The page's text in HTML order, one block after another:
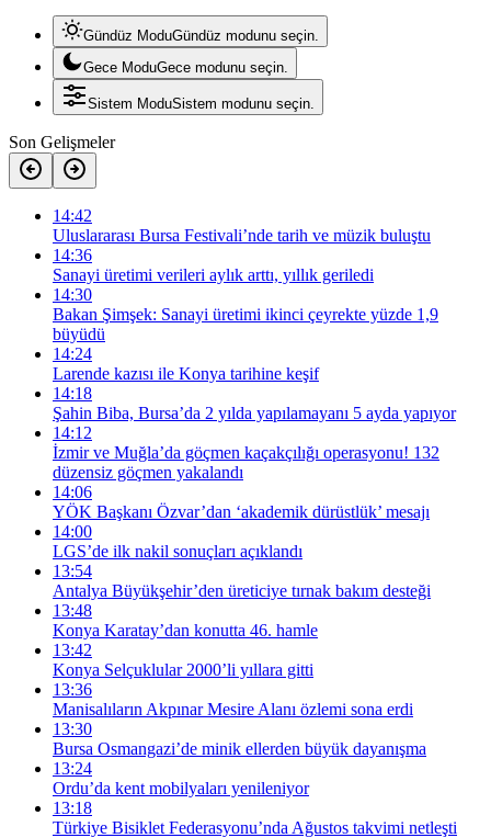
Gündüz ModuGündüz modunu seçin.
Gece ModuGece modunu seçin.
Sistem ModuSistem modunu seçin.
Son Gelişmeler
14:42
Uluslararası Bursa Festivali’nde tarih ve müzik buluştu
14:36
Sanayi üretimi verileri aylık arttı, yıllık geriledi
14:30
Bakan Şimşek: Sanayi üretimi ikinci çeyrekte yüzde 1,9
büyüdü
14:24
Larende kazısı ile Konya tarihine keşif
14:18
Şahin Biba, Bursa’da 2 yılda yapılamayanı 5 ayda yapıyor
14:12
İzmir ve Muğla’da göçmen kaçakçılığı operasyonu! 132
düzensiz göçmen yakalandı
14:06
YÖK Başkanı Özvar’dan ‘akademik dürüstlük’ mesajı
14:00
LGS’de ilk nakil sonuçları açıklandı
13:54
Antalya Büyükşehir’den üreticiye tırnak bakım desteği
13:48
Konya Karatay’dan konutta 46. hamle
13:42
Konya Selçuklular 2000’li yıllara gitti
13:36
Manisalıların Akpınar Mesire Alanı özlemi sona erdi
13:30
Bursa Osmangazi’de minik ellerden büyük dayanışma
13:24
Ordu’da kent mobilyaları yenileniyor
13:18
Türkiye Bisiklet Federasyonu’nda Ağustos takvimi netleşti